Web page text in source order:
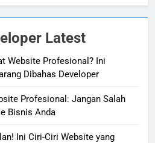
Latest
Website Profesional? Ini
Dibahas Developer
Profesional: Jangan Salah
Bisnis Anda
Ini Ciri-Ciri Website yang